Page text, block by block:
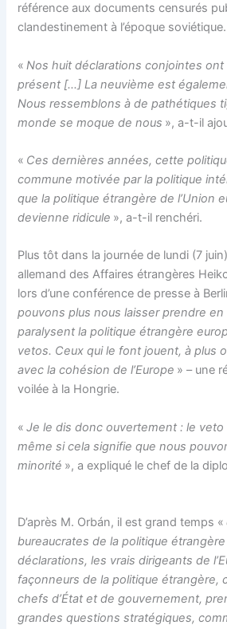
référence aux documents censurés
clandestinement à l’époque soviétique.
«Nos huit déclarations conjointes ont
présent […] La neuvième est
Nous ressemblons à de pathétiques
monde se moque de nous », a-t-il
« Ces dernières années, cette
commune motivée par la politique
que la politique étrangère de l’Union
devienne ridicule », a-t-il renchéri.
Plus tôt dans la journée de lundi (7
allemand des Affaires étrangères
lors d’une conférence de presse à
pouvons plus nous laisser prendre
paralysent la politique étrangère
vetos. Ceux qui le font jouent, à plus
avec la cohésion de l’Europe » – une
voilée à la Hongrie.
«Je le dis donc ouvertement : le veto
même si cela signifie que nous
minorité », a expliqué le chef de la
D’après M. Orbán, il est grand temps «
bureaucrates de la politique
déclarations, les vrais dirigeants de
façonneurs de la politique étrangère,
chefs d’État et de gouvernement,
grandes questions stratégiques,